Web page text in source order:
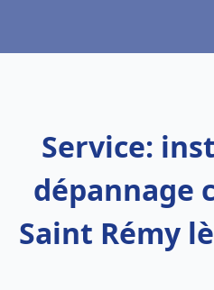
Service:
dépannage
Saint Rémy